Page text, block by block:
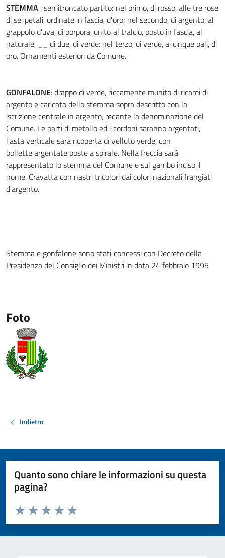
STEMMA : semitroncato partito: nel primo, di rosso, alle tre rose
di sei petali, ordinate in fascia, d'oro; nel secondo, di argento, al
grappolo d'uva, di porpora, unito al tralcio, posto in fascia, al
naturale, __ di due, di verde: nel terzo, di verde, ai cinque pali, di
oro. Ornamenti esteriori da Comune.
GONFALONE: drappo di verde, riccamente munito di ricami di
argento e caricato dello stemma sopra descritto con la
iscrizione centrale in argento, recante la denominazione del
Comune. Le parti di metallo ed i cordoni saranno argentati,
l'asta verticale sarà ricoperta di velluto verde, con
bollette argentate poste a spirale. Nella freccia sarà
rappresentato lo stemma del Comune e sul gambo inciso il
nome. Cravatta con nastri tricolori dai colori nazionali frangiati
d'argento.
Stemma e gonfalone sono stati concessi con Decreto della
Presidenza del Consiglio dei Ministri in data 24 febbraio 1995
Foto
Indietro
Quanto sono chiare le informazioni su questa
pagina?
Valuta da 1 a 5 stelle la pagina
Valuta 5 stelle su 5
Valuta 4 stelle su 5
Valuta 3 stelle su 5
Valuta 2 stelle su 5
Valuta 1 stelle su 5